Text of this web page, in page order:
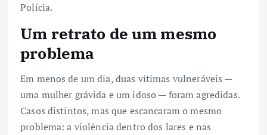
Polícia.
Um retrato de um mesmo
problema
Em menos de um dia, duas vítimas vulneráveis —
uma mulher grávida e um idoso — foram agredidas.
Casos distintos, mas que escancaram o mesmo
problema: a violência dentro dos lares e nas